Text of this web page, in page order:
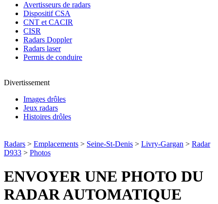
Avertisseurs de radars
Dispositif CSA
CNT et CACIR
CISR
Radars Doppler
Radars laser
Permis de conduire
Divertissement
Images drôles
Jeux radars
Histoires drôles
Radars > Emplacements > Seine-St-Denis > Livry-Gargan > Radar
D933 > Photos
ENVOYER UNE PHOTO DU
RADAR AUTOMATIQUE